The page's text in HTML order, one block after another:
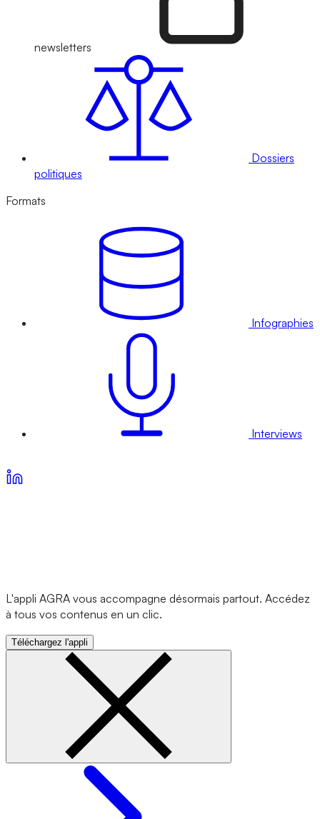
newsletters
Dossiers
politiques
Formats
Infographies
Interviews
L'appli AGRA vous accompagne désormais partout. Accédez
à tous vos contenus en un clic.
Téléchargez l'appli